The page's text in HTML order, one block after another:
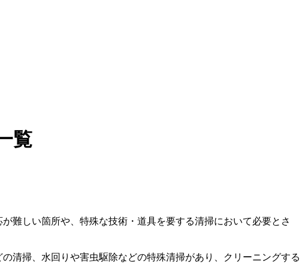
覧
難しい箇所や、特殊な技術・道具を要する清掃において必要とさ
清掃、水回りや害虫駆除などの特殊清掃があり、クリーニングする